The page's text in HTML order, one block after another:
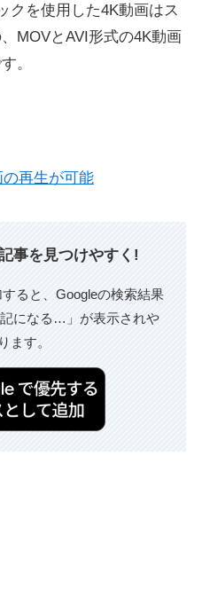
クを使用した4K動画はス
MOVとAVI形式の4K動画
。
の再生が可能
事を見つけやすく!
ると、Googleの検索結果
になる…」が表示されや
ます。